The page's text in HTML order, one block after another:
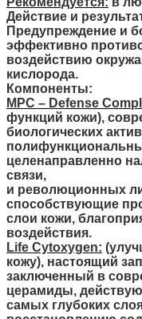
Действие и
Предупреждение и
эффективно
воздействию
кислорода.
Компоненты:
MPC – Defense
функций кожи),
биологических
целенаправленно
связи,
и революционных
способствующие
слои кожи,
воздействия.
Life Cytoxygen: (
кожу), настоящий
заключенный в
церамиды,
самых глубоких